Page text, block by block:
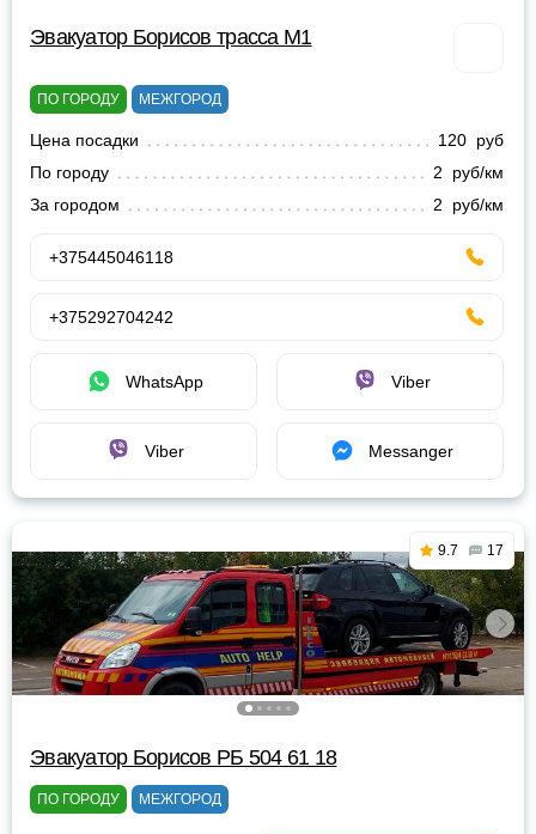
Эвакуатор Борисов трасса М1
ПО ГОРОДУ МЕЖГОРОД
Цена посадки
120 руб
По городу
2 руб/км
За городом
2 руб/км
+375445046118
+375292704242
WhatsApp Viber
Viber Messanger
9.7 17
Эвакуатор Борисов РБ 504 61 18
ПО ГОРОДУ МЕЖГОРОД